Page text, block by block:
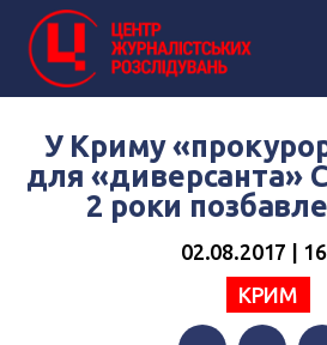
У Криму
для «диверсанта»
2 роки
02.08.2017 |
КРИМ